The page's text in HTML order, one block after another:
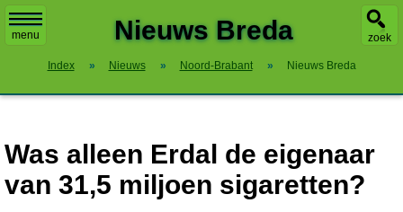
menu zoek
Nieuws Breda
Index » Nieuws » Noord-Brabant » Nieuws Breda
Was alleen Erdal de eigenaar
van 31,5 miljoen sigaretten?